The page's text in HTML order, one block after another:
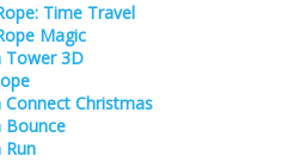
Time Travel
Magic
Tower 3D
Christmas
Bounce